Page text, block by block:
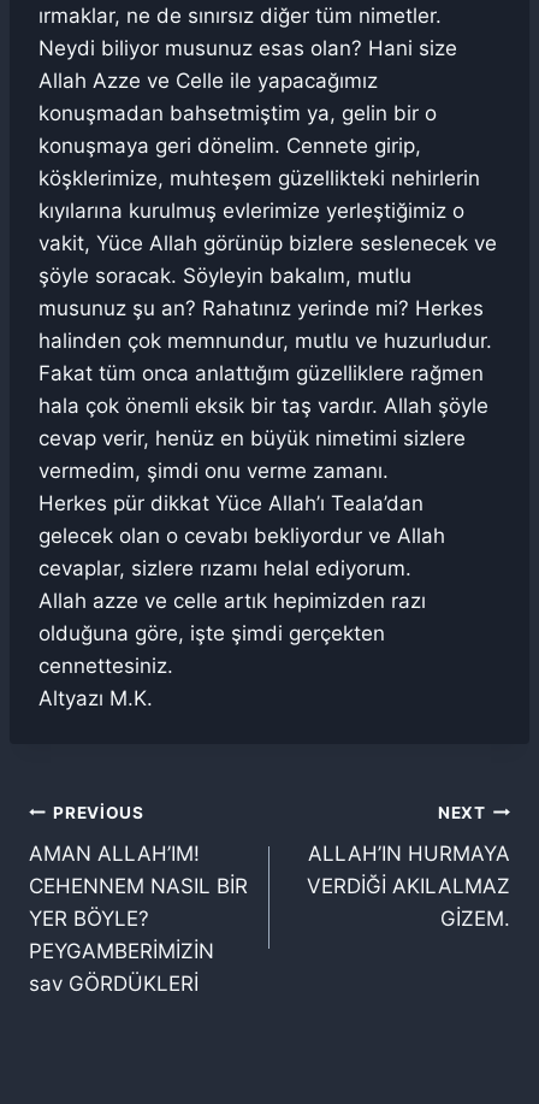
ırmaklar, ne de sınırsız diğer tüm nimetler.
Neydi biliyor musunuz esas olan? Hani size
Allah Azze ve Celle ile yapacağımız
konuşmadan bahsetmiştim ya, gelin bir o
konuşmaya geri dönelim. Cennete girip,
köşklerimize, muhteşem güzellikteki nehirlerin
kıyılarına kurulmuş evlerimize yerleştiğimiz o
vakit, Yüce Allah görünüp bizlere seslenecek ve
şöyle soracak. Söyleyin bakalım, mutlu
musunuz şu an? Rahatınız yerinde mi? Herkes
halinden çok memnundur, mutlu ve huzurludur.
Fakat tüm onca anlattığım güzelliklere rağmen
hala çok önemli eksik bir taş vardır. Allah şöyle
cevap verir, henüz en büyük nimetimi sizlere
vermedim, şimdi onu verme zamanı.
Herkes pür dikkat Yüce Allah’ı Teala’dan
gelecek olan o cevabı bekliyordur ve Allah
cevaplar, sizlere rızamı helal ediyorum.
Allah azze ve celle artık hepimizden razı
olduğuna göre, işte şimdi gerçekten
cennettesiniz.
Altyazı M.K.
Yazı
gezinmesi
PREVIOUS
AMAN ALLAH’IM!
CEHENNEM NASIL BİR
YER BÖYLE?
PEYGAMBERİMİZİN
sav GÖRDÜKLERİ
NEXT
ALLAH’IN HURMAYA
VERDİĞİ AKILALMAZ
GİZEM.